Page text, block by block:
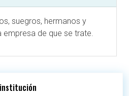
suegros, hermanos y
empresa de que se trate.